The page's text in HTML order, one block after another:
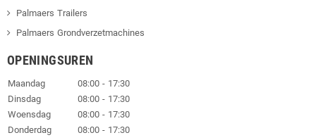
Palmaers Trailers
Palmaers Grondverzetmachines
OPENINGSUREN
Maandag
08:00 - 17:30
Dinsdag
08:00 - 17:30
Woensdag
08:00 - 17:30
Donderdag
08:00 - 17:30